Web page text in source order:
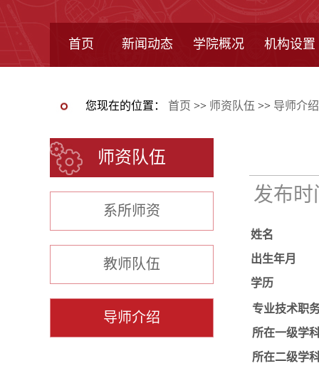
首页 新闻动态 学院概况 机构设置
您现在的位置： 首页 >> 师资队伍 >> 导师介绍
师资队伍
系所师资
教师队伍
导师介绍
发布
姓名
出生年月
学历
专业技术职
所在一级学
所在二级学